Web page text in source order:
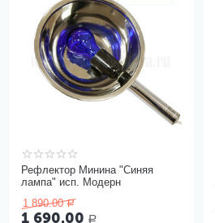
Рефлектор Минина "Синяя
лампа" исп. Модерн
1 890.00 Р
1 690.00 Р